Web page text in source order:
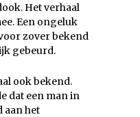
Het verhaal
Een ongeluk
zover bekend
gebeurd.
ook bekend.
dat een man in
aan het